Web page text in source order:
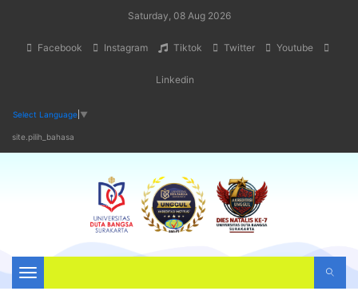
Saturday, 08 Aug 2026
Facebook Instagram Tiktok Twitter Youtube
Linkedin
Select Language ▼
site.pilih_bahasa
Toggle navigation